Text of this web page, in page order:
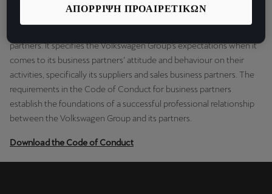
partners. It specifies the Volkswagen Group’s expectations when it
comes to its business partners’ attitude and behaviour on their
activities, specifically its suppliers and sales business partners. The
requirements in the Code of Conduct for business partners
establish the foundations of a successful professional relationship
between the Volkswagen Group and its partners.
Download the Code of Conduct
ΑΠΟΡΡΙΨΗ ΠΡΟΑΙΡΕΤΙΚΩΝ